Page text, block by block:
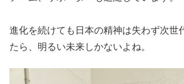
進化を続けても日本の精神は失わず次世
たら、明るい未来しかないよね。